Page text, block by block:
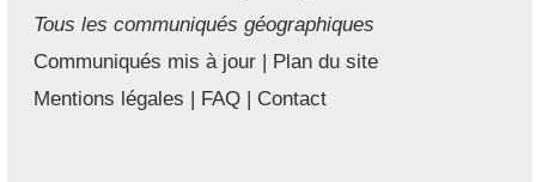
Tous les communiqués géographiques
Communiqués mis à jour | Plan du site
Mentions légales | FAQ | Contact